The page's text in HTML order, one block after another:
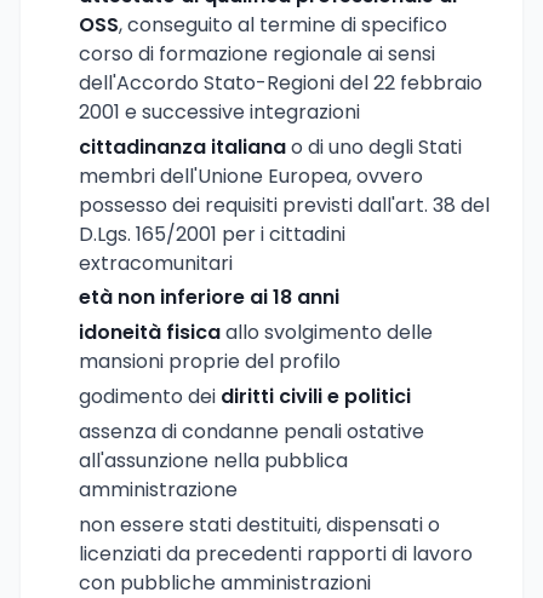
OSS, conseguito al termine di specifico
corso di formazione regionale ai sensi
dell'Accordo Stato-Regioni del 22 febbraio
2001 e successive integrazioni
cittadinanza italianao di uno degli Stati
membri dell'Unione Europea, ovvero
possesso dei requisiti previsti dall'art. 38 del
D.Lgs. 165/2001 per i cittadini
extracomunitari
età non inferiore ai 18 anni
idoneità fisicaallo svolgimento delle
mansioni proprie del profilo
godimento dei diritti civili e politici
assenza di condanne penali ostative
all'assunzione nella pubblica
amministrazione
non essere stati destituiti, dispensati o
licenziati da precedenti rapporti di lavoro
con pubbliche amministrazioni